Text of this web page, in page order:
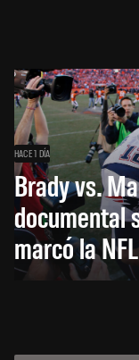
HACE 1 DÍA
Brady vs.
documental
marcó la NFL